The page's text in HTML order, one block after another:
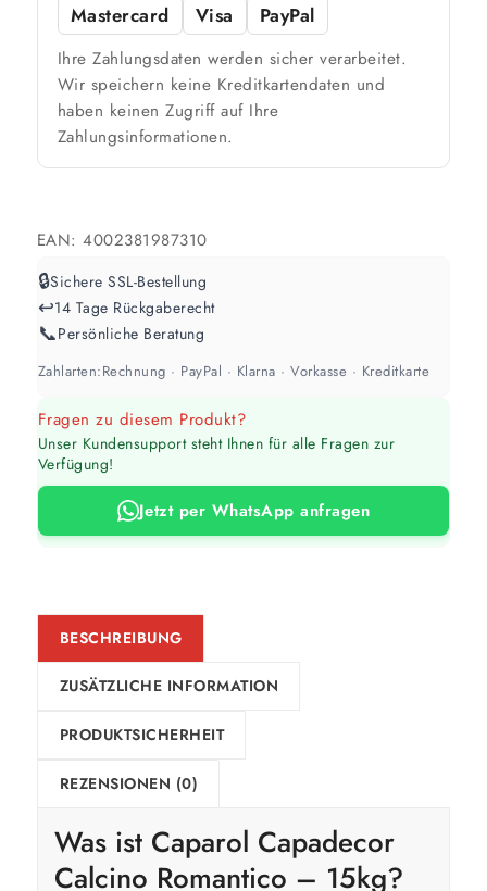
🎨 Jetziger Zustand
Farbig / dunkel
2 Anstriche empfohlen
Weiß / hell
abweichen. Für 10 % Reserve wird automatisch aufgerundet.
Mastercard
Visa PayPal
Ihre Zahlungsdaten werden sicher verarbeitet.
Wir speichern keine Kreditkartendaten und
haben keinen Zugriff auf Ihre
Zahlungsinformationen.
EAN:4002381987310
🔒Sichere SSL-Bestellung
↩️14 Tage Rückgaberecht
📞Persönliche Beratung
Zahlarten:Rechnung · PayPal · Klarna · Vorkasse · Kreditkarte
Fragen zu diesem Produkt?
Unser Kundensupport steht Ihnen für alle Fragen zur
Verfügung!
Jetzt per WhatsApp anfragen
BESCHREIBUNG
ZUSÄTZLICHE INFORMATION
PRODUKTSICHERHEIT
REZENSIONEN (0)
Was ist Caparol Capadecor
Calcino Romantico – 15kg?